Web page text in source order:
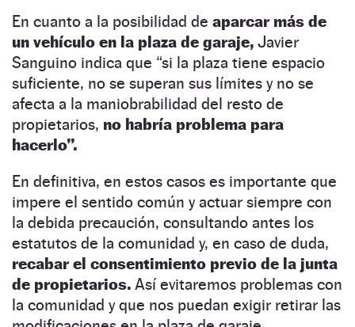
En cuanto a la posibilidad de aparcar más de
un vehículo en la plaza de garaje, Javier
Sanguino indica que “si la plaza tiene espacio
suficiente, no se superan sus límites y no se
afecta a la maniobrabilidad del resto de
propietarios, no habría problema para
hacerlo”.
En definitiva, en estos casos es importante que
impere el sentido común y actuar siempre con
la debida precaución, consultando antes los
estatutos de la comunidad y, en caso de duda,
recabar el consentimiento previo de la junta
de propietarios. Así evitaremos problemas con
la comunidad y que nos puedan exigir retirar las